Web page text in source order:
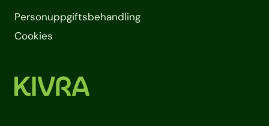
Personuppgifts­behandling
Cookies